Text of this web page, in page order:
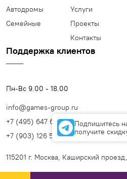
Автодромы
Семейные
Услуги
Проекты
Контакты
Поддержка клиентов
Пн-Вс 9.00 - 18.00
info@games-group.ru
+7 (495) 647 63 77
+7 (903) 126 56 99
115201 г. Москва, Каширский
Подпишитесь
получите